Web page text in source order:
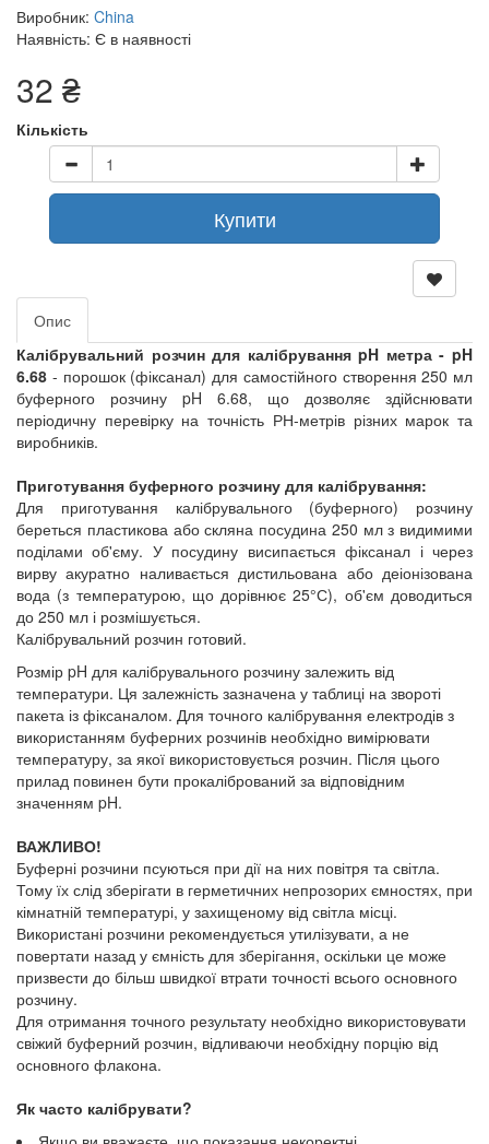
Виробник: China
Наявність: Є в наявності
32 ₴
Кількість
Купити
Опис
Калібрувальний розчин для калібрування pH метра - pH
6.68 - порошок (фіксанал) для самостійного створення 250 мл
буферного розчину pH 6.68, що дозволяє здійснювати
періодичну перевірку на точність РН-метрів різних марок та
виробників.
Приготування буферного розчину для калібрування:
Для приготування калібрувального (буферного) розчину
береться пластикова або скляна посудина 250 мл з видимими
поділами об'єму. У посудину висипається фіксанал і через
вирву акуратно наливається дистильована або деіонізована
вода (з температурою, що дорівнює 25°С), об'єм доводиться
до 250 мл і розмішується.
Калібрувальний розчин готовий.
Розмір pH для калібрувального розчину залежить від
температури. Ця залежність зазначена у таблиці на звороті
пакета із фіксаналом. Для точного калібрування електродів з
використанням буферних розчинів необхідно вимірювати
температуру, за якої використовується розчин. Після цього
прилад повинен бути прокалібрований за відповідним
значенням pH.
ВАЖЛИВО!
Буферні розчини псуються при дії на них повітря та світла.
Тому їх слід зберігати в герметичних непрозорих ємностях, при
кімнатній температурі, у захищеному від світла місці.
Використані розчини рекомендується утилізувати, а не
повертати назад у ємність для зберігання, оскільки це може
призвести до більш швидкої втрати точності всього основного
розчину.
Для отримання точного результату необхідно використовувати
свіжий буферний розчин, відливаючи необхідну порцію від
основного флакона.
Як часто калібрувати?